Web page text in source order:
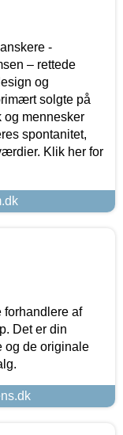
-
– rettede
og
solgte på
og mennesker
spontanitet,
Klik her for
forhandlere af
Det er din
og de originale